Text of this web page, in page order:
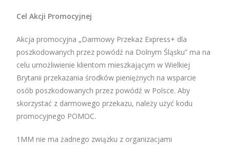
Cel Akcji Promocyjnej
Akcja promocyjna „Darmowy Przekaz Express+ dla
poszkodowanych przez powódź na Dolnym Śląsku” ma na
celu umożliwienie klientom mieszkającym w Wielkiej
Brytanii przekazania środków pieniężnych na wsparcie
osób poszkodowanych przez powódź w Polsce. Aby
skorzystać z darmowego przekazu, należy użyć kodu
promocyjnego POMOC.
1MM nie ma żadnego związku z organizacjami